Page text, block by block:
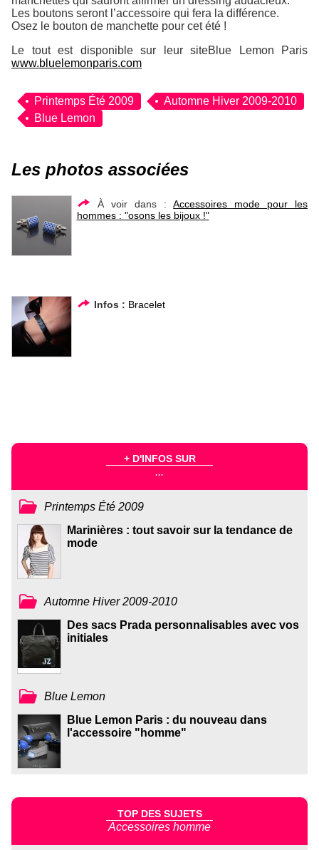
Les boutons seront l’accessoire qui fera la différence.
Osez le bouton de manchette pour cet été !
Le tout est disponible sur leur siteBlue Lemon Paris
www.bluelemonparis.com
Printemps Été 2009
Automne Hiver 2009-2010
Blue Lemon
Les photos associées
À voir dans :Accessoires mode pour les
hommes : "osons les bijoux !"
Infos : Bracelet
+ D'INFOS SUR
...
Printemps Été 2009
Marinières : tout savoir sur la tendance de
mode
Automne Hiver 2009-2010
Des sacs Prada personnalisables avec vos
initiales
Blue Lemon
Blue Lemon Paris : du nouveau dans
l'accessoire "homme"
TOP DES SUJETS
Accessoires homme